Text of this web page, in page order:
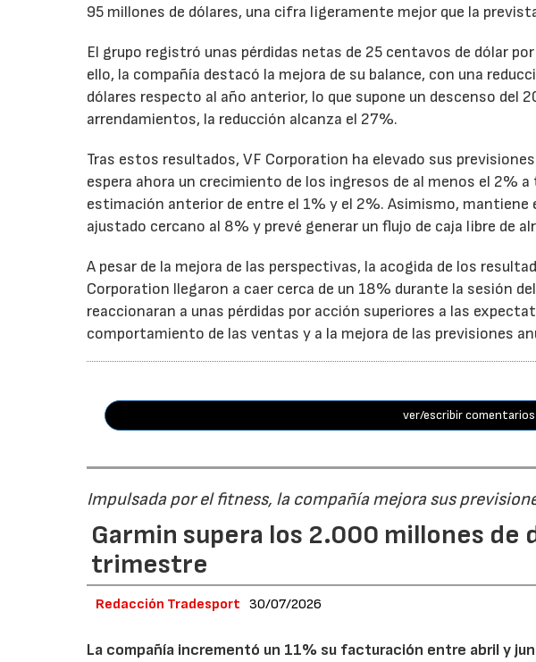
95 millones de dólares, una cifra ligeramente mejor que la
El grupo registró unas pérdidas netas de 25 centavos de dólar
ello, la compañía destacó la mejora de su balance, con una
dólares respecto al año anterior, lo que supone un descenso del
arrendamientos, la reducción alcanza el 27%.
Tras estos resultados, VF Corporation ha elevado sus
espera ahora un crecimiento de los ingresos de al menos el 2%
estimación anterior de entre el 1% y el 2%. Asimismo,
ajustado cercano al 8% y prevé generar un flujo de caja libre de
A pesar de la mejora de las perspectivas, la acogida de los
Corporation llegaron a caer cerca de un 18% durante la sesión
reaccionaran a unas pérdidas por acción superiores a las
comportamiento de las ventas y a la mejora de las previsiones
ver/escribir comentarios
Impulsada por el fitness, la compañía mejora sus
Garmin supera los 2.000 millones de
trimestre
Redacción Tradesport 30/07/2026
La compañía incrementó un 11% su facturación entre abril y